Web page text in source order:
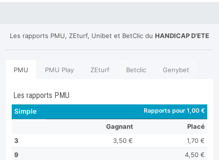
Les rapports PMU, ZEturf, Unibet et BetClic du HANDICAP D'ETE
PMU PMU Play ZEturf Betclic Genybet
Les rapports PMU
Simple Rapports pour 1,00 €
Gagnant
Placé
3
3,50 €
1,70 €
9
4,50 €